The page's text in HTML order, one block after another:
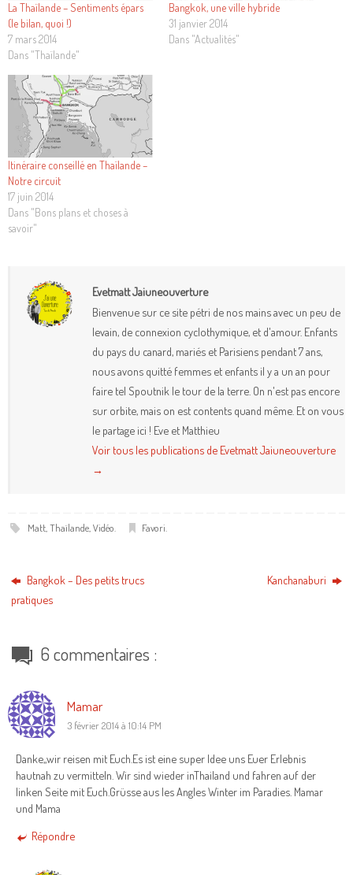
La Thaïlande – Sentiments épars
(le bilan, quoi !)
7 mars 2014
Dans "Thaïlande"
Bangkok, une ville hybride
31 janvier 2014
Dans "Actualités"
Itinéraire conseillé en Thaïlande –
Notre circuit
17 juin 2014
Dans "Bons plans et choses à
savoir"
Evetmatt Jaiuneouverture
Bienvenue sur ce site pétri de nos mains avec un peu de
levain, de connexion cyclothymique, et d'amour. Enfants
du pays du canard, mariés et Parisiens pendant 7 ans,
nous avons quitté femmes et enfants il y a un an pour
faire tel Spoutnik le tour de la terre. On n'est pas encore
sur orbite, mais on est contents quand même. Et on vous
le partage ici ! Eve et Matthieu
Voir tous les publications de Evetmatt Jaiuneouverture
→
Matt, Thaïlande, Vidéo Favori
Bangkok – Des petits trucs
pratiques
Kanchanaburi
6 commentaires :
Mamar
3 février 2014 à 10:14 PM
Danke,,wir reisen mit Euch.Es ist eine super Idee uns Euer Erlebnis
hautnah zu vermitteln. Wir sind wieder inThailand und fahren auf der
linken Seite mit Euch.Grüsse aus les Angles Winter im Paradies. Mamar
und Mama
Répondre